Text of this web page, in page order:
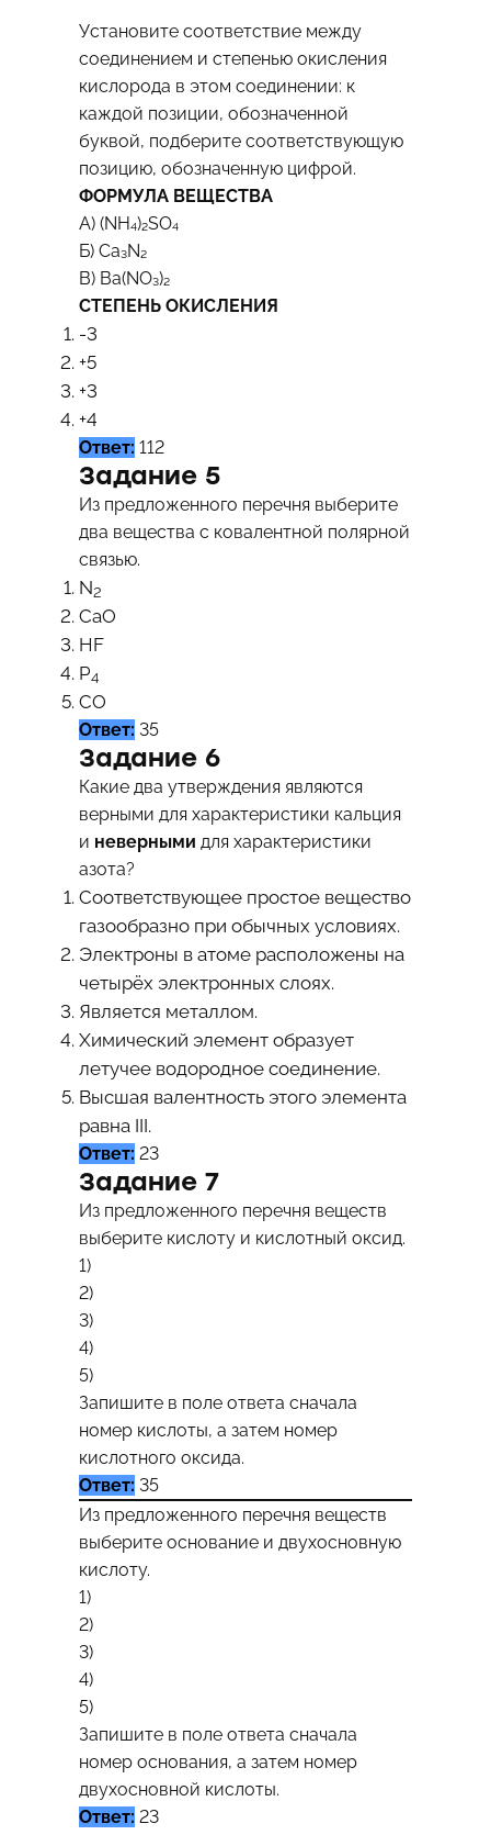
Установите соответствие между
соединением и степенью окисления
кислорода в этом соединении: к
каждой позиции, обозначенной
буквой, подберите соответствующую
позицию, обозначенную цифрой.
ФОРМУЛА ВЕЩЕСТВА
А) (NH₄)₂SO₄
Б) Ca₃N₂
В) Ba(NO₃)₂
СТЕПЕНЬ ОКИСЛЕНИЯ
-3
+5
+3
+4
Ответ: 112
Задание 5
Из предложенного перечня выберите
два вещества с ковалентной полярной
связью.
N2
CaO
HF
P4
CO
Ответ: 35
Задание 6
Какие два утверждения являются
верными для характеристики кальция
и неверными для характеристики
азота?
Соответствующее простое вещество
газообразно при обычных условиях.
Электроны в атоме расположены на
четырёх электронных слоях.
Является металлом.
Химический элемент образует
летучее водородное соединение.
Высшая валентность этого элемента
равна III.
Ответ: 23
Задание 7
Из предложенного перечня веществ
выберите кислоту и кислотный оксид.
1)
2)
3)
4)
5)
Запишите в поле ответа сначала
номер кислоты, а затем номер
кислотного оксида.
Ответ: 35
Из предложенного перечня веществ
выберите основание и двухосновную
кислоту.
1)
2)
3)
4)
5)
Запишите в поле ответа сначала
номер основания, а затем номер
двухосновной кислоты.
Ответ: 23